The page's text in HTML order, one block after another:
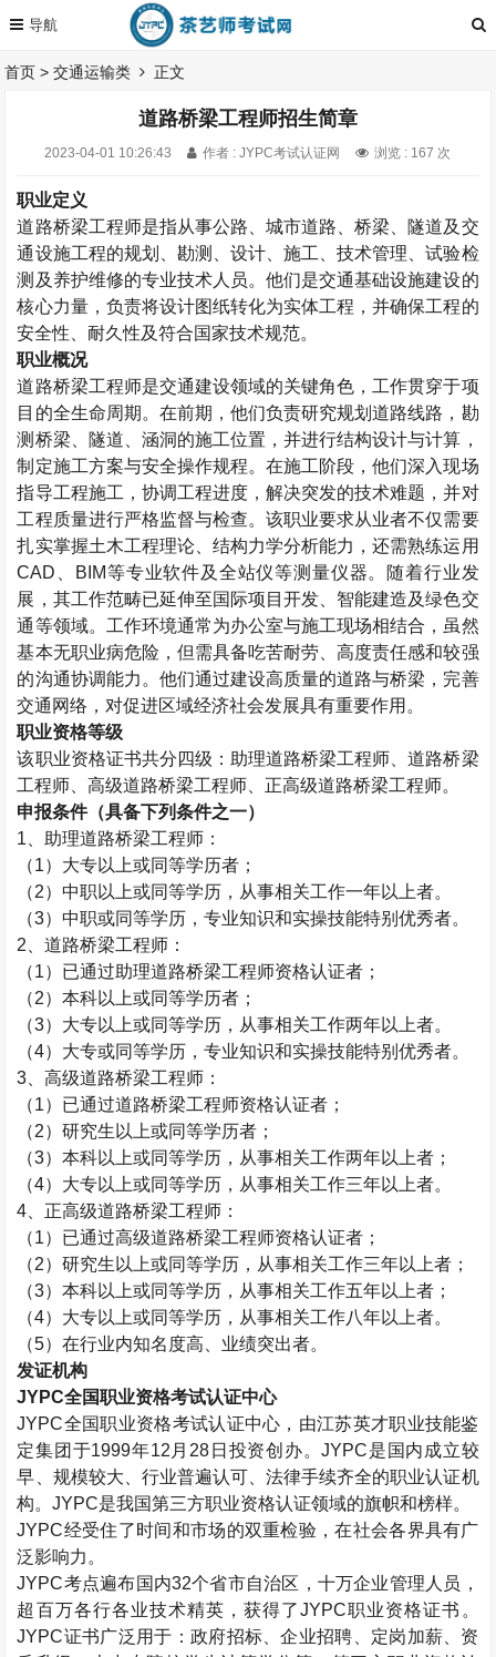
首页 >交通运输类 正文
道路桥梁工程师招生简章
2023-04-01 10:26:43 作者 : JYPC考试认证网 浏览 : 167 次
职业定义
道路桥梁工程师是指从事公路、城市道路、桥梁、隧道及交
通设施工程的规划、勘测、设计、施工、技术管理、试验检
测及养护维修的专业技术人员。他们是交通基础设施建设的
核心力量，负责将设计图纸转化为实体工程，并确保工程的
安全性、耐久性及符合国家技术规范。
职业概况
道路桥梁工程师是交通建设领域的关键角色，工作贯穿于项
目的全生命周期。在前期，他们负责研究规划道路线路，勘
测桥梁、隧道、涵洞的施工位置，并进行结构设计与计算，
制定施工方案与安全操作规程。在施工阶段，他们深入现场
指导工程施工，协调工程进度，解决突发的技术难题，并对
工程质量进行严格监督与检查。该职业要求从业者不仅需要
扎实掌握土木工程理论、结构力学分析能力，还需熟练运用
CAD
BIM等专业软件及全站仪等测量仪器。随着行业发
展，其工作范畴已延伸至国际项目开发、智能建造及绿色交
通等领域。工作环境通常为办公室与施工现场相结合，虽然
基本无职业病危险，但需具备吃苦耐劳、高度责任感和较强
的沟通协调能力。他们通过建设高质量的道路与桥梁，完善
交通网络，对促进区域经济社会发展具有重要作用。
职业资格等级
该职业资格证书共分四级：助理道路桥梁工程师、道路桥梁
工程师、高级道路桥梁工程师、正高级道路桥梁工程师。
申报条件（具备下列条件之一）
1 、助理道路桥梁工程师：
（1）大专以上或同等学历者；
（2）中职以上或同等学历，从事相关工作一年以上者。
（3）中职或同等学历，专业知识和实操技能特别优秀者。
2 、道路桥梁工程师：
（1）已通过助理道路桥梁工程师资格认证者；
（2）本科以上或同等学历者；
（3）大专以上或同等学历，从事相关工作两年以上者。
（4）大专或同等学历，专业知识和实操技能特别优秀者。
3 、高级道路桥梁工程师：
（1）已通过道路桥梁工程师资格认证者；
（2）研究生以上或同等学历者；
（3）本科以上或同等学历，从事相关工作两年以上者；
（4）大专以上或同等学历，从事相关工作三年以上者。
4 、正高级道路桥梁工程师：
（1）已通过高级道路桥梁工程师资格认证者；
（2）研究生以上或同等学历，从事相关工作三年以上者；
（3）本科以上或同等学历，从事相关工作五年以上者；
（4）大专以上或同等学历，从事相关工作八年以上者。
（5）在行业内知名度高、业绩突出者。
发证机构
JYPC全国职业资格考试认证中心
JYPC全国职业资格考试认证中心，由江苏英才职业技能鉴
定集团于1999年12 月 28 日投资创办。JYPC是国内成立较
早、规模较大、行业普遍认可、法律手续齐全的职业认证机
构。JYPC是我国第三方职业资格认证领域的旗帜和榜样。
JYPC经受住了时间和市场的双重检验，在社会各界具有广
泛影响力。
JYPC考点遍布国内32个省市自治区，十万企业管理人员，
超百万各行各业技术精英，获得了JYPC职业资格证书。
JYPC证书广泛用于：政府招标、企业招聘、定岗加薪、资